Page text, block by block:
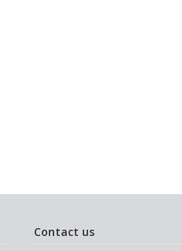
Contact us